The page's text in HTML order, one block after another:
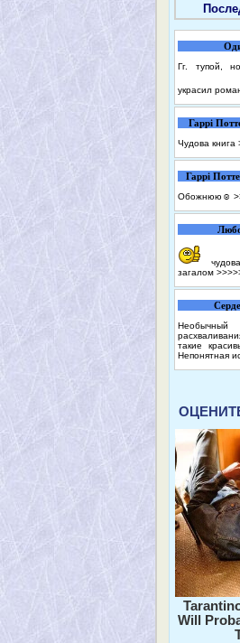
Гг. тупой,
украсил
Гаррі
Чудова книга
Гаррі
Обожнюю☺️
загалом
такие
Непонятная
Will